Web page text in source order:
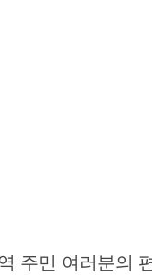
주민 여러분의